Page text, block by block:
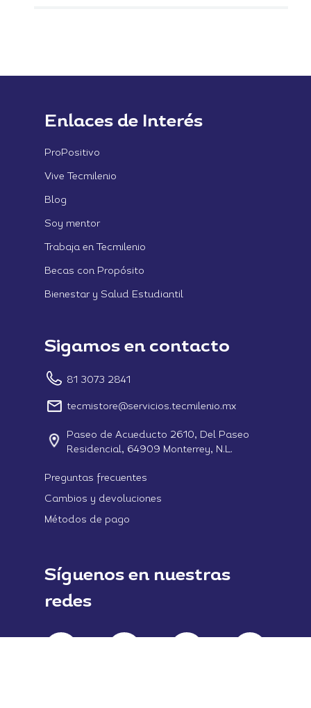
Enlaces de Interés
ProPositivo
Vive Tecmilenio
Blog
Soy mentor
Trabaja en Tecmilenio
Becas con Propósito
Bienestar y Salud Estudiantil
Sigamos en contacto
81 3073 2841
tecmistore@servicios.tecmilenio.mx
Paseo de Acueducto 2610, Del Paseo
Residencial, 64909 Monterrey, N.L.
Preguntas frecuentes
Cambios y devoluciones
Métodos de pago
Síguenos en nuestras
redes